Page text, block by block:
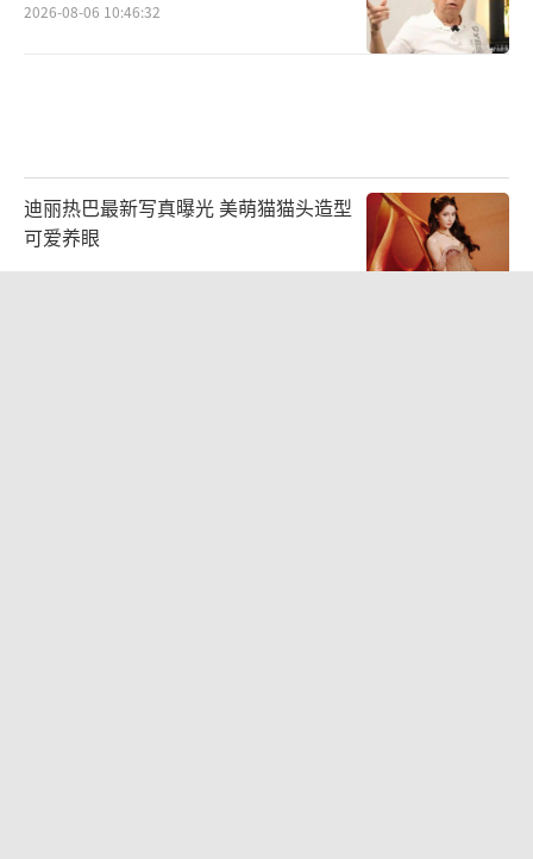
2026-08-06 10:46:32
迪丽热巴最新写真曝光 美萌猫猫头造型
可爱养眼
2026-08-05 11:34:16